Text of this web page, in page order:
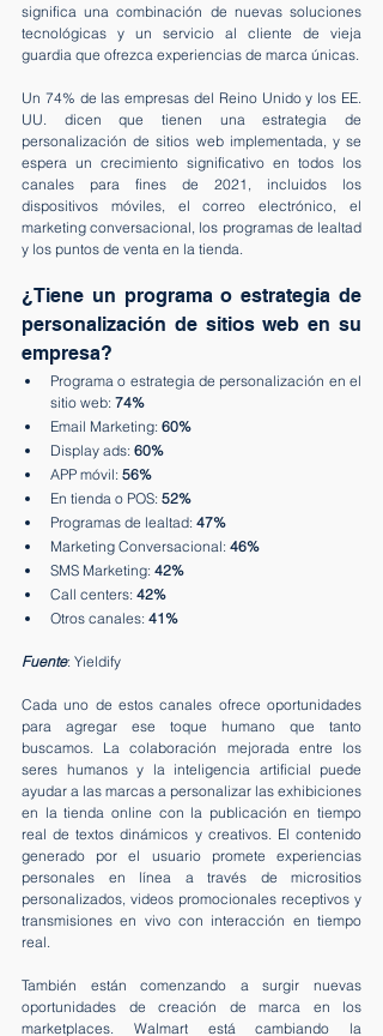
significa una combinación de nuevas soluciones
tecnológicas y un servicio al cliente de vieja
guardia que ofrezca experiencias de marca únicas.
Un 74% de las empresas del Reino Unido y los EE.
UU. dicen que tienen una estrategia de
personalización de sitios web implementada, y se
espera un crecimiento significativo en todos los
canales para fines de 2021, incluidos los
dispositivos móviles, el correo electrónico, el
marketing conversacional, los programas de lealtad
y los puntos de venta en la tienda.
¿Tiene un programa o estrategia de
personalización de sitios web en su
empresa?
Programa o estrategia de personalización en el
sitio web: 74%
Email Marketing: 60%
Display ads: 60%
APP móvil: 56%
En tienda o POS: 52%
Programas de lealtad: 47%
Marketing Conversacional: 46%
SMS Marketing: 42%
Call centers: 42%
Otros canales: 41%
Fuente: Yieldify
Cada uno de estos canales ofrece oportunidades
para agregar ese toque humano que tanto
buscamos. La colaboración mejorada entre los
seres humanos y la inteligencia artificial puede
ayudar a las marcas a personalizar las exhibiciones
en la tienda online con la publicación en tiempo
real de textos dinámicos y creativos. El contenido
generado por el usuario promete experiencias
personales en línea a través de micrositios
personalizados, videos promocionales receptivos y
transmisiones en vivo con interacción en tiempo
real.
También están comenzando a surgir nuevas
oportunidades de creación de marca en los
marketplaces. Walmart está cambiando la